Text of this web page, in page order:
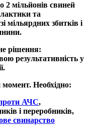
2 мільйонів свиней
та
мільярдних збитків і
рішення:
результативність у
Необхідно:
АЧС,
і переробників,
свинарство